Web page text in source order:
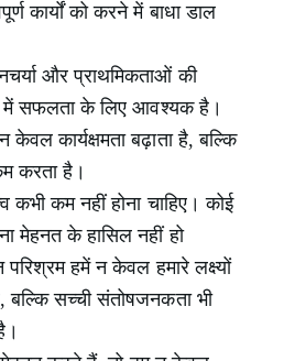
कार्यों को करने में बाधा डाल
और प्राथमिकताओं की
में सफलता के लिए आवश्यक है।
कार्यक्षमता बढ़ाता है, बल्कि
करता है।
कभी कम नहीं होना चाहिए। कोई
मेहनत के हासिल नहीं हो
हमें न केवल हमारे लक्ष्यों
बल्कि सच्ची संतोषजनकता भी